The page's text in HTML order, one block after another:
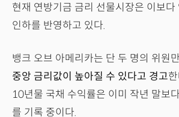
현재 연방기금 금리 선물시장은 이보다
인하를 반영하고 있다.
뱅크 오브 아메리카는 단 두 명의 위원
중앙 금리값이 높아질 수 있다고 경고
10년물 국채 수익률은 이미 작년 말보
를 기록 중이다.